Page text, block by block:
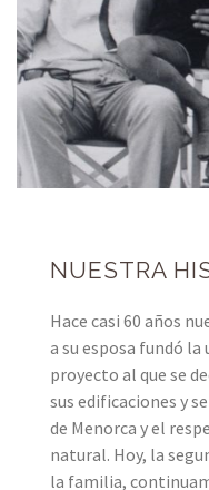
NUESTRA
Hace casi 60 años
a su esposa fundó
proyecto al que se
sus edificaciones y
de Menorca y el
natural. Hoy, la
la familia,